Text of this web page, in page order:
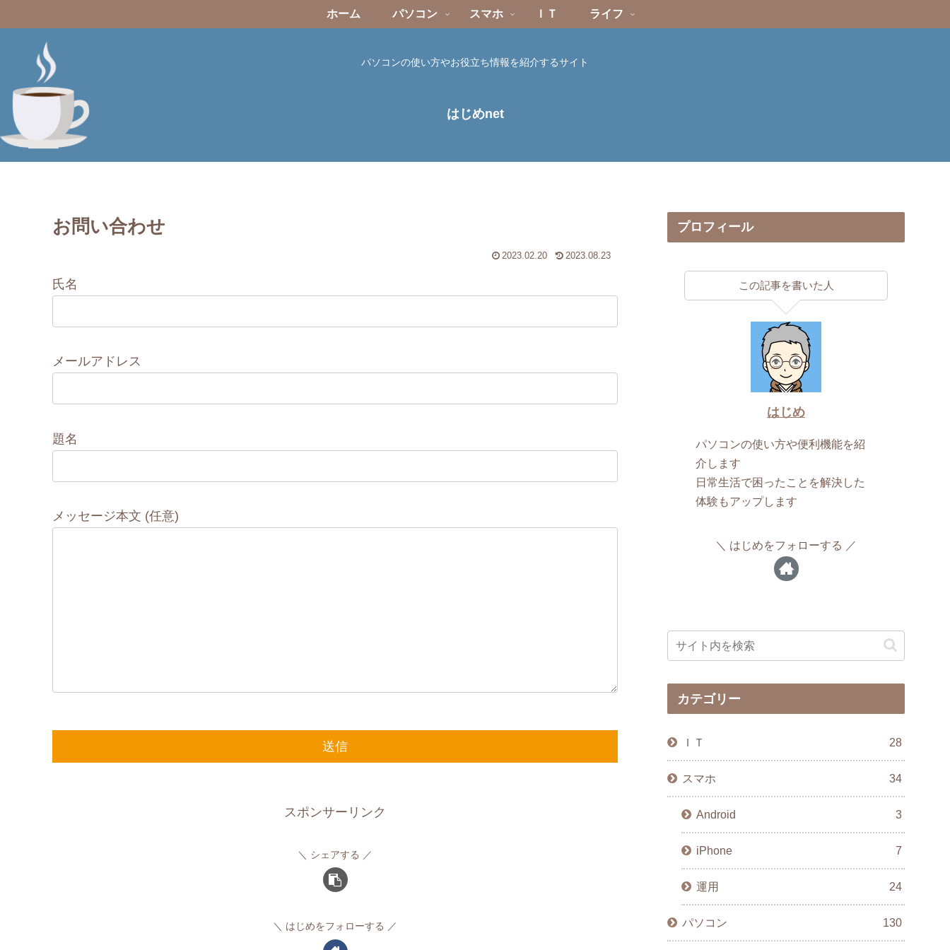
パソコンの使い方やお役立ち情報を紹介するサイト
はじめnet
ホーム パソコン スマホ ＩＴ ライフ
お問い合わせ
2023.02.20 2023.08.23
氏名
メールアドレス
題名
メッセージ本文 (任意)
スポンサーリンク
シェアする
はじめをフォローする
プロフィール
この記事を書いた人
はじめ
パソコンの使い方や便利機能を紹
介します
日常生活で困ったことを解決した
体験もアップします
はじめをフォローする
カテゴリー
ＩＴ 28
スマホ 34
Android 3
iPhone 7
運用 24
パソコン 130